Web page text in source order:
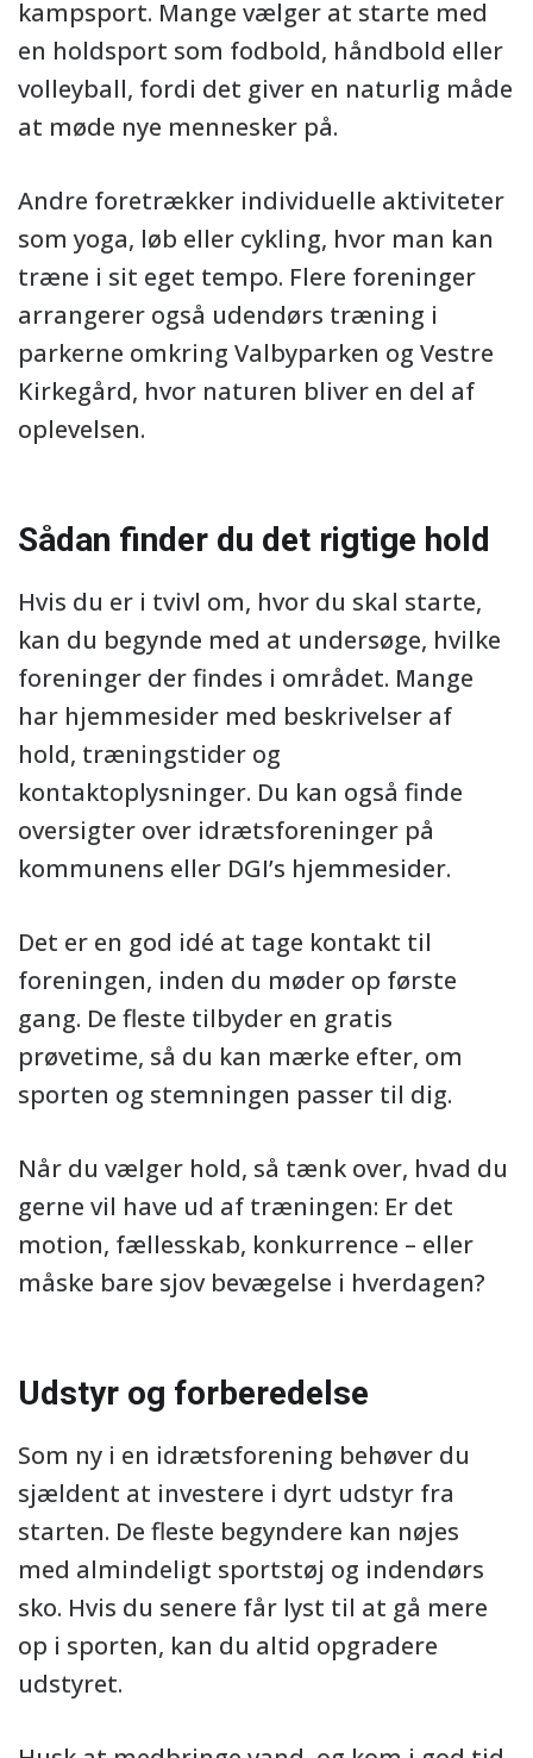
kampsport. Mange vælger at starte med
en holdsport som fodbold, håndbold eller
volleyball, fordi det giver en naturlig måde
at møde nye mennesker på.
Andre foretrækker individuelle aktiviteter
som yoga, løb eller cykling, hvor man kan
træne i sit eget tempo. Flere foreninger
arrangerer også udendørs træning i
parkerne omkring Valbyparken og Vestre
Kirkegård, hvor naturen bliver en del af
oplevelsen.
Sådan finder du det rigtige hold
Hvis du er i tvivl om, hvor du skal starte,
kan du begynde med at undersøge, hvilke
foreninger der findes i området. Mange
har hjemmesider med beskrivelser af
hold, træningstider og
kontaktoplysninger. Du kan også finde
oversigter over idrætsforeninger på
kommunens eller DGI’s hjemmesider.
Det er en god idé at tage kontakt til
foreningen, inden du møder op første
gang. De fleste tilbyder en gratis
prøvetime, så du kan mærke efter, om
sporten og stemningen passer til dig.
Når du vælger hold, så tænk over, hvad du
gerne vil have ud af træningen: Er det
motion, fællesskab, konkurrence – eller
måske bare sjov bevægelse i hverdagen?
Udstyr og forberedelse
Som ny i en idrætsforening behøver du
sjældent at investere i dyrt udstyr fra
starten. De fleste begyndere kan nøjes
med almindeligt sportstøj og indendørs
sko. Hvis du senere får lyst til at gå mere
op i sporten, kan du altid opgradere
udstyret.